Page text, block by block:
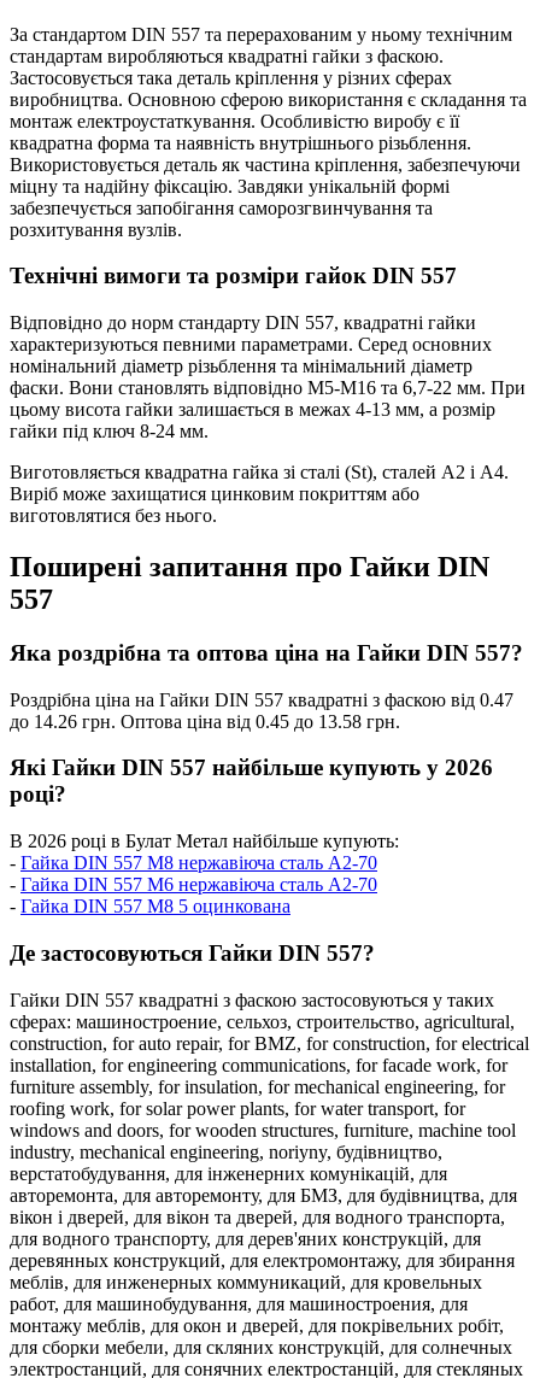
За стандартом DIN 557 та перерахованим у ньому технічним
стандартам виробляються квадратні гайки з фаскою.
Застосовується така деталь кріплення у різних сферах
виробництва. Основною сферою використання є складання та
монтаж електроустаткування. Особливістю виробу є її
квадратна форма та наявність внутрішнього різьблення.
Використовується деталь як частина кріплення, забезпечуючи
міцну та надійну фіксацію. Завдяки унікальній формі
забезпечується запобігання саморозгвинчування та
розхитування вузлів.
Технічні вимоги та розміри гайок DIN 557
Відповідно до норм стандарту DIN 557, квадратні гайки
характеризуються певними параметрами. Серед основних
номінальний діаметр різьблення та мінімальний діаметр
фаски. Вони становлять відповідно М5-М16 та 6,7-22 мм. При
цьому висота гайки залишається в межах 4-13 мм, а розмір
гайки під ключ 8-24 мм.
Виготовляється квадратна гайка зі сталі (St), сталей А2 і А4.
Виріб може захищатися цинковим покриттям або
виготовлятися без нього.
Поширені запитання про Гайки DIN
557
Яка роздрібна та оптова ціна на Гайки DIN 557?
Роздрібна ціна на Гайки DIN 557 квадратні з фаскою від 0.47
до 14.26 грн. Оптова ціна від 0.45 до 13.58 грн.
Які Гайки DIN 557 найбільше купують у 2026
році?
В 2026 році в Булат Метал найбільше купують:
- Гайка DIN 557 М8 нержавіюча сталь A2-70
- Гайка DIN 557 М6 нержавіюча сталь A2-70
- Гайка DIN 557 М8 5 оцинкована
Де застосовуються Гайки DIN 557?
Гайки DIN 557 квадратні з фаскою застосовуються у таких
сферах: машиностроение, сельхоз, строительство, agricultural,
construction, for auto repair, for BMZ, for construction, for electrical
installation, for engineering communications, for facade work, for
furniture assembly, for insulation, for mechanical engineering, for
roofing work, for solar power plants, for water transport, for
windows and doors, for wooden structures, furniture, machine tool
industry, mechanical engineering, noriyny, будівництво,
верстатобудування, для інженерних комунікацій, для
авторемонта, для авторемонту, для БМЗ, для будівництва, для
вікон і дверей, для вікон та дверей, для водного транспорта,
для водного транспорту, для дерев'яних конструкцій, для
деревянных конструкций, для електромонтажу, для збирання
меблів, для инженерных коммуникаций, для кровельных
работ, для машинобудування, для машиностроения, для
монтажу меблів, для окон и дверей, для покрівельних робіт,
для сборки мебели, для скляних конструкцій, для солнечных
электростанций, для сонячних електростанцій, для стекляных